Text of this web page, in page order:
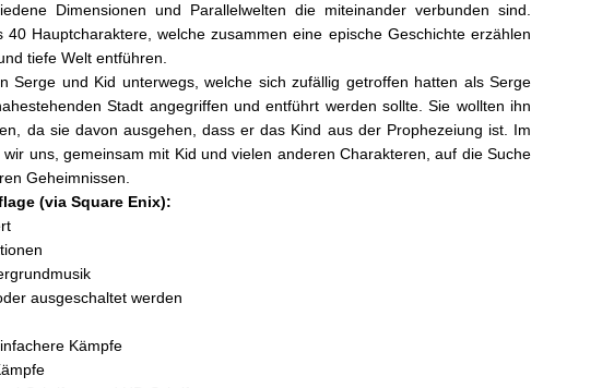
Dimensionen und Parallelwelten die miteinander verbunden sind.
Hauptcharaktere, welche zusammen eine epische Geschichte erzählen
tiefe Welt entführen.
Serge und Kid unterwegs, welche sich zufällig getroffen hatten als Serge
Stadt angegriffen und entführt werden sollte. Sie wollten ihn
da sie davon ausgehen, dass er das Kind aus der Prophezeiung ist. Im
uns, gemeinsam mit Kid und vielen anderen Charakteren, auf die Suche
Geheimnissen.
(via Square Enix):
ausgeschaltet werden
Kämpfe